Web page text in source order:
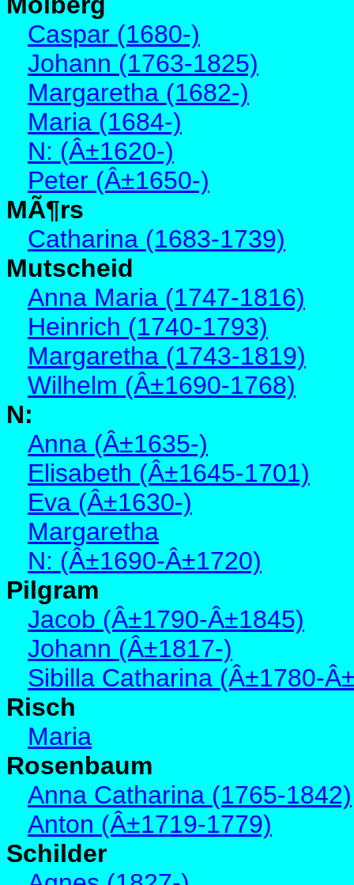
Caspar (1680-)
Johann (1763-1825)
Margaretha (1682-)
Maria (1684-)
N: (Â±1620-)
Peter (Â±1650-)
MÃ¶rs
Catharina (1683-1739)
Mutscheid
Anna Maria (1747-1816)
Heinrich (1740-1793)
Margaretha (1743-1819)
Wilhelm (Â±1690-1768)
N:
Anna (Â±1635-)
Elisabeth (Â±1645-1701)
Eva (Â±1630-)
Margaretha
N: (Â±1690-Â±1720)
Pilgram
Jacob (Â±1790-Â±1845)
Johann (Â±1817-)
Sibilla Catharina (Â±1780-
Risch
Maria
Rosenbaum
Anna Catharina (1765-1842)
Anton (Â±1719-1779)
Schilder